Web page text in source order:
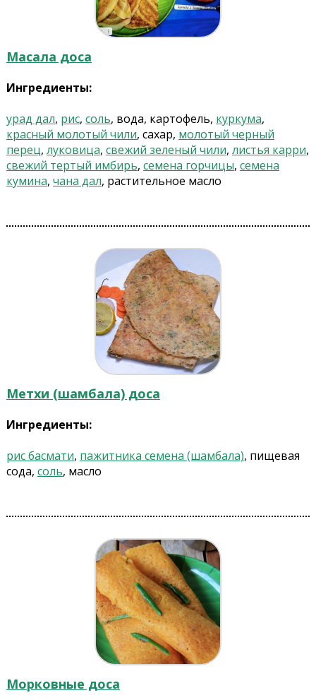
Масала доса
Ингредиенты:
урад дал, рис, соль, вода, картофель, куркума,
красный молотый чили, сахар, молотый черный
перец, луковица, свежий зеленый чили, листья карри,
свежий тертый имбирь, семена горчицы, семена
кумина, чана дал, растительное масло
Метхи (шамбала) доса
Ингредиенты:
рис басмати, пажитника семена (шамбала), пищевая
сода, соль, масло
Морковные доса